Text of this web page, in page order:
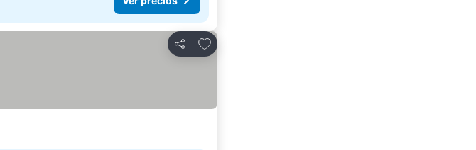
Compartir
Agregar a favoritos